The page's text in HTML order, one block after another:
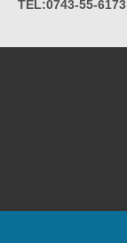
TEL:0743-55-6173